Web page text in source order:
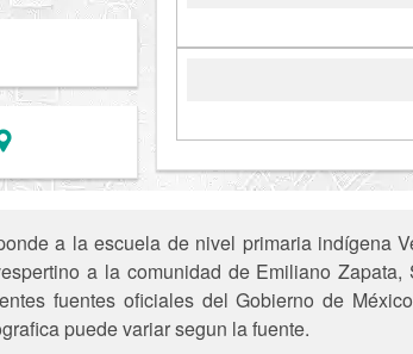
a la escuela de nivel primaria indígena
a la comunidad de Emiliano
fuentes oficiales del Gobierno de
puede variar segun la fuente.